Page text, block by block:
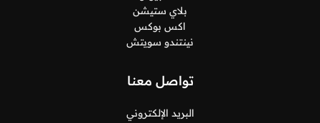
بلاي ستيشن
اكس بوكس
نينتندو سويتش
تواصل معنا
البريد الإلكتروني